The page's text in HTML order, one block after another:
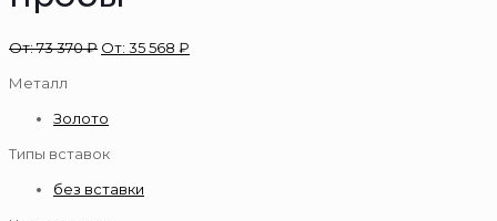
От:73 370₽ От: 35 568 ₽
Металл
Золото
Типы вставок
без вставки